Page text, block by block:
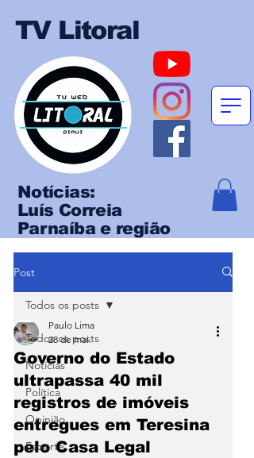
TV Litoral
Notícias:
Luís Correia
Parnaíba e região
Post
Todos os posts
Notícias
Política
Opinião
Esporte
Todos os posts
Governo do Estado
ultrapassa 40 mil
registros de imóveis
entregues em Teresina
pelo Casa Legal
Paulo Lima
28 de mai.